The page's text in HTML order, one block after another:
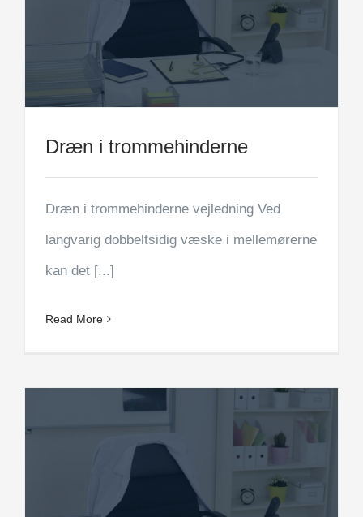
Dræn i trommehinderne
Dræn i trommehinderne vejledning Ved
langvarig dobbeltsidig væske i mellemørerne
kan det [...]
Read More